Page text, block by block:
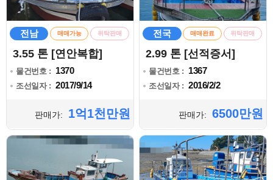
전남 매매가능 위탁판매
3.55 톤 [연안복합]
물건번호 : 1370
조선일자 : 2017/9/14
판매가: 1억1천만원
전국 매매완료 위탁판매
2.99 톤 [선적증서]
물건번호 : 1367
조선일자 : 2016/2/2
판매가: 6500만원